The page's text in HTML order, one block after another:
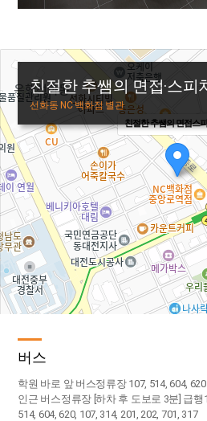
친절한 추쌤의 면접·스피
선화동 NC 백화점 별관
친절한 추쌤의 면접스
버스
학원 바로 앞 버스정류장 107, 514, 604, 620
인근 버스정류장 [하차 후 도보로 3분] 급행
514, 604, 620, 107, 314, 201, 202, 701, 317